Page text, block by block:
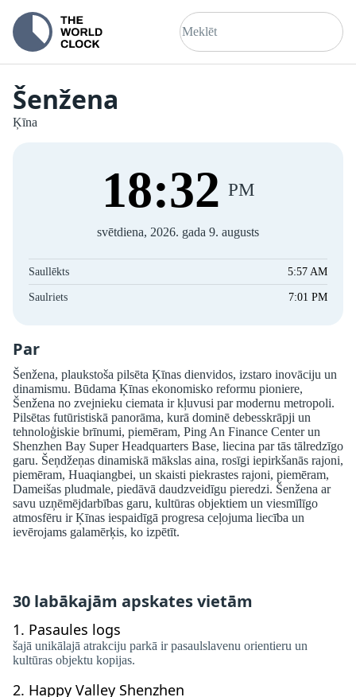
Šenžena
Ķīna
18:33 PM
svētdiena, 2026. gada 9. augusts
Saullēkts 5:57 AM
Saulriets 7:01 PM
Par
Šenžena, plaukstoša pilsēta Ķīnas dienvidos, izstaro inovāciju un
dinamismu. Būdama Ķīnas ekonomisko reformu pioniere,
Šenžena no zvejnieku ciemata ir kļuvusi par modernu metropoli.
Pilsētas futūristiskā panorāma, kurā dominē debesskrāpji un
tehnoloģiskie brīnumi, piemēram, Ping An Finance Center un
Shenzhen Bay Super Headquarters Base, liecina par tās tālredzīgo
garu. Šeņdžeņas dinamiskā mākslas aina, rosīgi iepirkšanās rajoni,
piemēram, Huaqiangbei, un skaisti piekrastes rajoni, piemēram,
Dameišas pludmale, piedāvā daudzveidīgu pieredzi. Šenžena ar
savu uzņēmējdarbības garu, kultūras objektiem un viesmīlīgo
atmosfēru ir Ķīnas iespaidīgā progresa ceļojuma liecība un
ievērojams galamērķis, ko izpētīt.
30 labākajām apskates vietām
1. Pasaules logs
šajā unikālajā atrakciju parkā ir pasaulslavenu orientieru un
kultūras objektu kopijas.
2. Happy Valley Shenzhen